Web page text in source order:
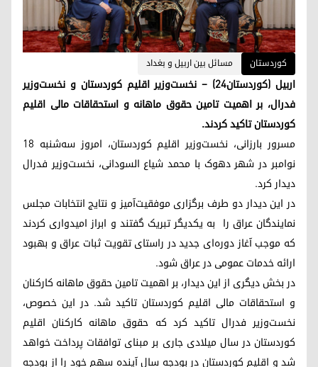
کوردستان مسائل بین اربیل و بغداد
اربیل (کوردستان٢٤) – نخست‌وزیر اقلیم کوردستان و نخست‌وزیر
فدرال، بر اهمیت تامین حقوق ماهانه و استحقاقات مالی اقلیم
کوردستان تاکید کردند.
مسرور بارزانی، نخست‌وزیر اقلیم کوردستان، امروز سه‌شنبه ۱۸
نوامبر در شهر دهوک با محمد شیاع السودانی، نخست‌وزیر فدرال
دیدار کرد.
در این دیدار دو طرف برگزاری موفقیت‌آمیز و نتایج انتخابات مجلس
نمایندگان عراق را به یکدیگر تبریک گفتند و ابراز امیدواری کردند
که موجب آغاز دوره‌ای جدید در راستای تقویت ثبات عراق و بهبود
ارائه خدمات عمومی در عراق شود.
در بخش دیگری از این دیدار، بر اهمیت تامین حقوق ماهانه کارکنان
و استحقاقات مالی اقلیم کوردستان تاکید شد. در این خصوص،
نخست‌وزیر فدرال تاکید کرد که حقوق ماهانه کارکنان اقلیم
کوردستان در سال میلادی جاری بر مبنای توافقات پرداخت خواهد
شد و اقلیم کوردستان در بودجه سال آینده سهم خود را از بودجه